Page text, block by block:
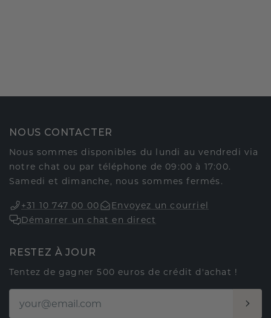
NOUS CONTACTER
Nous sommes disponibles du lundi au vendredi via
notre chat ou par téléphone de 09:00 à 17:00.
Samedi et dimanche, nous sommes fermés.
+31 10 747 00 00
Envoyez un courriel
Démarrer un chat en direct
RESTEZ À JOUR
Tentez de gagner 500 euros de crédit d'achat !